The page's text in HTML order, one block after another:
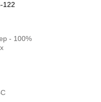
122
- 100%